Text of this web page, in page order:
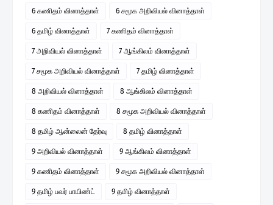
6 கணிதம் வினாத்தாள் 6 சமூக அறிவியல் வினாத்தாள்
6 தமிழ் வினாத்தாள் 7 கணிதம் வினாத்தாள்
7 அறிவியல் வினாத்தாள் 7 ஆங்கிலம் வினாத்தாள்
7 சமூக அறிவியல் வினாத்தாள் 7 தமிழ் வினாத்தாள்
8 அறிவியல் வினாத்தாள் 8 ஆங்கிலம் வினாத்தாள்
8 கணிதம் வினாத்தாள் 8 சமூக அறிவியல் வினாத்தாள்
8 தமிழ் ஆன்லைன் தேர்வு 8 தமிழ் வினாத்தாள்
9 அறிவியல் வினாத்தாள் 9 ஆங்கிலம் வினாத்தாள்
9 கணிதம் வினாத்தாள் 9 சமூக அறிவியல் வினாத்தாள்
9 தமிழ் பவர் பாயிண்ட் 9 தமிழ் வினாத்தாள்